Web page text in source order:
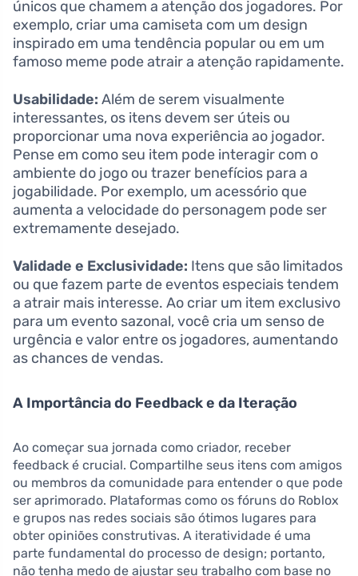
únicos que chamem a atenção dos jogadores. Por
exemplo, criar uma camiseta com um design
inspirado em uma tendência popular ou em um
famoso meme pode atrair a atenção rapidamente.
Usabilidade: Além de serem visualmente
interessantes, os itens devem ser úteis ou
proporcionar uma nova experiência ao jogador.
Pense em como seu item pode interagir com o
ambiente do jogo ou trazer benefícios para a
jogabilidade. Por exemplo, um acessório que
aumenta a velocidade do personagem pode ser
extremamente desejado.
Validade e Exclusividade: Itens que são limitados
ou que fazem parte de eventos especiais tendem
a atrair mais interesse. Ao criar um item exclusivo
para um evento sazonal, você cria um senso de
urgência e valor entre os jogadores, aumentando
as chances de vendas.
A Importância do Feedback e da Iteração
Ao começar sua jornada como criador, receber
feedback é crucial. Compartilhe seus itens com amigos
ou membros da comunidade para entender o que pode
ser aprimorado. Plataformas como os fóruns do Roblox
e grupos nas redes sociais são ótimos lugares para
obter opiniões construtivas. A iteratividade é uma
parte fundamental do processo de design; portanto,
não tenha medo de ajustar seu trabalho com base no